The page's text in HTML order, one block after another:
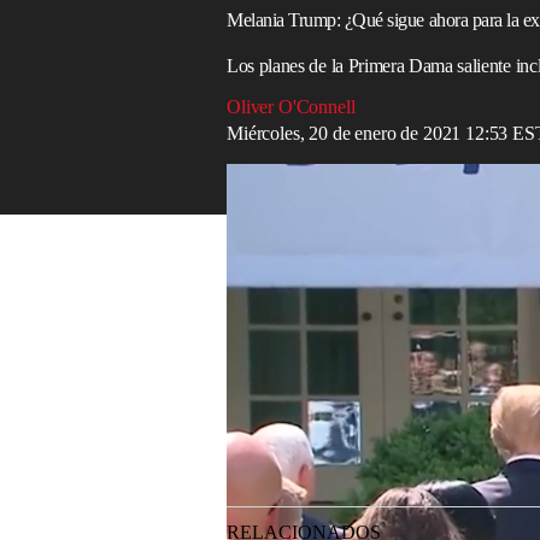
Melania Trump: ¿Qué sigue ahora para la
Los planes de la Primera Dama saliente
Oliver O'Connell
Miércoles, 20 de enero de 2021 12:53
A medida que avanzan los minutos de su
se ha centrado con
Y aunque el presidente ha estado
Joe Biden, la primera
abandonar 1600 Pennsylvania Avenue
La familia Trump realizará un último
en su residencia de Mar-a-Lago en
asistirán a la inauguración, lo que los
RELACIONADOS